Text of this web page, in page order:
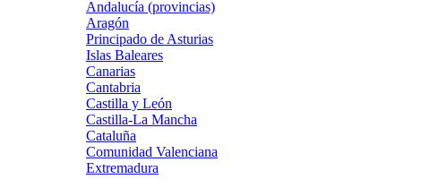
Andalucía (provincias)
Aragón
Principado de Asturias
Islas Baleares
Canarias
Cantabria
Castilla y León
Castilla-La Mancha
Cataluña
Comunidad Valenciana
Extremadura